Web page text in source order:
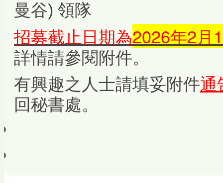
曼谷) 領隊
招募截止日期為2026年2月
詳情請參閱附件。
有興趣之人士請填妥附件通
回秘書處。